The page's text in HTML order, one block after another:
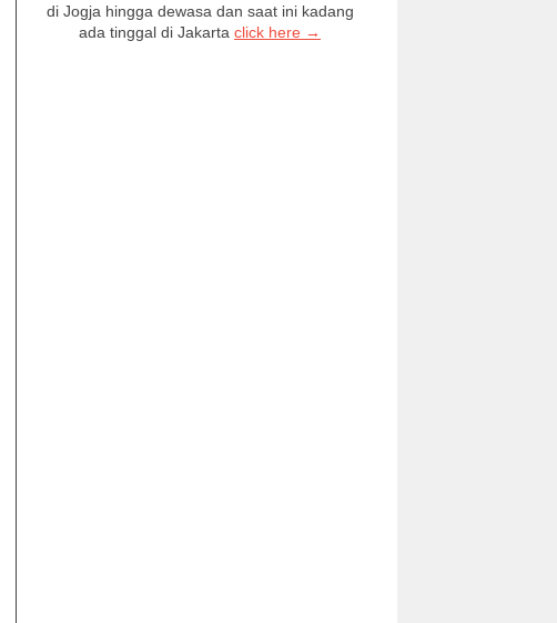
di Jogja hingga dewasa dan saat ini kadang
ada tinggal di Jakarta click here →